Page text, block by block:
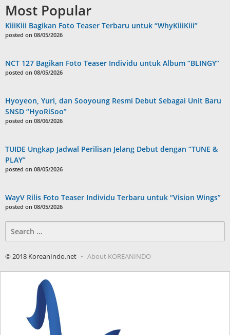
Most Popular
KiiiKiii Bagikan Foto Teaser Terbaru untuk “WhyKiiiKiii”
posted on 08/05/2026
NCT 127 Bagikan Foto Teaser Individu untuk Album “BLINGY”
posted on 08/05/2026
Hyoyeon, Yuri, dan Sooyoung Resmi Debut Sebagai Unit Baru
SNSD “HyoRiSoo”
posted on 08/06/2026
TUIDE Ungkap Jadwal Perilisan Jelang Debut dengan “TUNE &
PLAY”
posted on 08/05/2026
WayV Rilis Foto Teaser Individu Terbaru untuk “Vision Wings”
posted on 08/05/2026
for:
© 2018 KoreanIndo.net About KOREANINDO